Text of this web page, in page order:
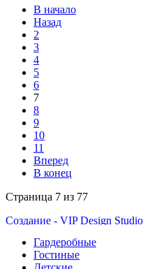
В начало
Назад
2
3
4
5
6
7
8
9
10
11
Вперед
В конец
Страница 7 из 77
Создание - VIP Design Studio
8(900)201-90-13|vipstudia@antey-
Гардеробные
Гостиные